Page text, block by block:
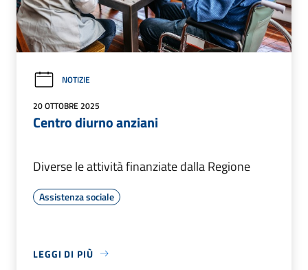
NOTIZIE
20 OTTOBRE 2025
Centro diurno anziani
Diverse le attività finanziate dalla Regione
Assistenza sociale
LEGGI DI PIÙ